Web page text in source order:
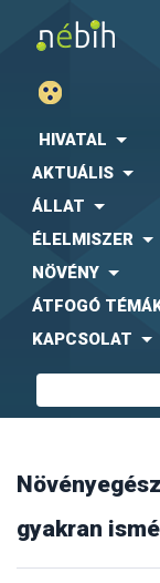
HIVATAL
AKTUÁLIS
ÁLLAT
ÉLELMISZER
NÖVÉNY
ÁTFOGÓ
KAPCSOLAT
gyakran